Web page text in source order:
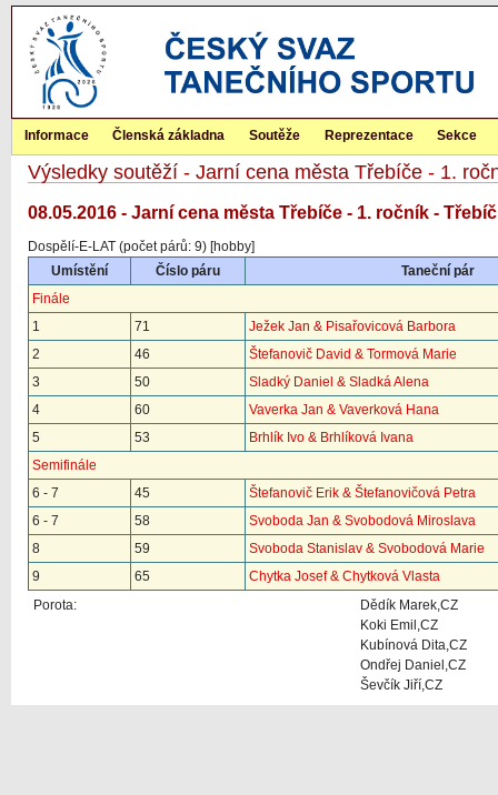
Informace Členská základna Soutěže Reprezentace Sekce
Výsledky soutěží - Jarní cena města Třebíče - 1.
08.05.2016 - Jarní cena města Třebíče - 1. ročník - Třebíč
Dospělí-E-LAT (počet párů: 9) [hobby]
Umístění
Číslo páru
Taneční pár
Finále
1
71
Ježek Jan & Pisařovicová Barbora
2
46
Štefanovič David & Tormová Marie
3
50
Sladký Daniel & Sladká Alena
4
60
Vaverka Jan & Vaverková Hana
5
53
Brhlík Ivo & Brhlíková Ivana
Semifinále
6 - 7
45
Štefanovič Erik & Štefanovičová Petra
6 - 7
58
Svoboda Jan & Svobodová Miroslava
8
59
Svoboda Stanislav & Svobodová Marie
9
65
Chytka Josef & Chytková Vlasta
Porota:
Dědík Marek,CZ
Koki Emil,CZ
Kubínová Dita,CZ
Ondřej Daniel,CZ
Ševčík Jiří,CZ